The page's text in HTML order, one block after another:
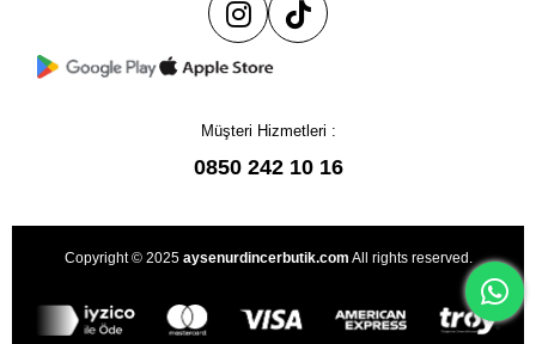
Müşteri Hizmetleri :
0850 242 10 16
Copyright © 2025 aysenurdincerbutik.com All rights reserved.